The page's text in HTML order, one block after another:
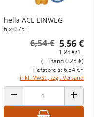
hella ACE EINWEG
6 x 0,75 l
5,56 €
6,54 €
1,24 €/1 l
inkl. MwSt., zzgl. Versand
(+ Pfand 0,25 €)
Tiefstpreis: 6,54 €*
ANZAHL VERRINGERN ANZAHL